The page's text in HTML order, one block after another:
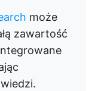
może
zawartość